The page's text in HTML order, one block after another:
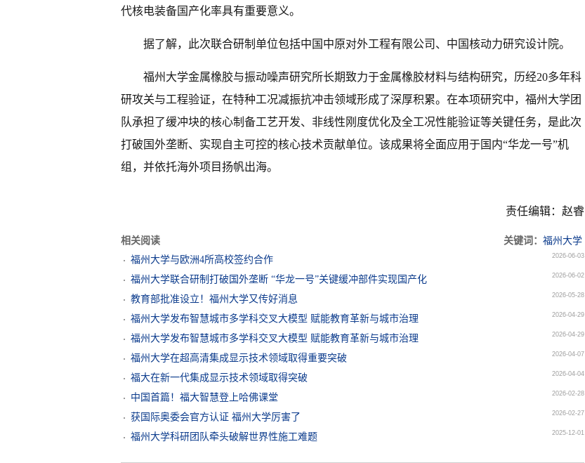
代核电装备国产化率具有重要意义。
据了解，此次联合研制单位包括中国中原对外工程有限公司、中国核动力研究设计院。
福州大学金属橡胶与振动噪声研究所长期致力于金属橡胶材料与结构研究，历经20多年科
研攻关与工程验证，在特种工况减振抗冲击领域形成了深厚积累。在本项研究中，福州大学团
队承担了缓冲块的核心制备工艺开发、非线性刚度优化及全工况性能验证等关键任务，是此次
打破国外垄断、实现自主可控的核心技术贡献单位。该成果将全面应用于国内“华龙一号”机
组，并依托海外项目扬帆出海。
责任编辑：赵睿
相关阅读 关键词： 福州大学
福州大学与欧洲4所高校签约合作
2026-06-03
福州大学联合研制打破国外垄断 “华龙一号”关键缓冲部件实现国产化 2026-06-02
教育部批准设立！福州大学又传好消息 2026-05-28
福州大学发布智慧城市多学科交叉大模型 赋能教育革新与城市治理 2026-04-29
福州大学发布智慧城市多学科交叉大模型 赋能教育革新与城市治理 2026-04-29
福州大学在超高清集成显示技术领域取得重要突破 2026-04-07
福大在新一代集成显示技术领域取得突破 2026-04-04
中国首篇！福大智慧登上哈佛课堂 2026-02-28
获国际奥委会官方认证 福州大学厉害了 2026-02-27
福州大学科研团队牵头破解世界性施工难题 2025-12-01